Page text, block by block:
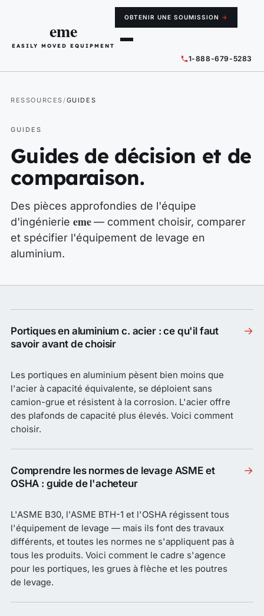
eme
EASILY MOVED EQUIPMENT
1-888-679-5283
OBTENIR UNE SOUMISSION →
RESSOURCES GUIDES
GUIDES
Guides de décision et de
comparaison.
Des pièces approfondies de l'équipe
d'ingénierie eme— comment choisir, comparer
et spécifier l'équipement de levage en
aluminium.
Portiques en aluminium c. acier : ce qu'il faut
savoir avant de choisir
Les portiques en aluminium pèsent bien moins que
l'acier à capacité équivalente, se déploient sans
camion-grue et résistent à la corrosion. L'acier offre
des plafonds de capacité plus élevés. Voici comment
choisir.
→
Comprendre les normes de levage ASME et
OSHA : guide de l'acheteur
L'ASME B30, l'ASME BTH-1 et l'OSHA régissent tous
l'équipement de levage — mais ils font des travaux
différents, et toutes les normes ne s'appliquent pas à
tous les produits. Voici comment le cadre s'agence
pour les portiques, les grues à flèche et les poutres
de levage.
→